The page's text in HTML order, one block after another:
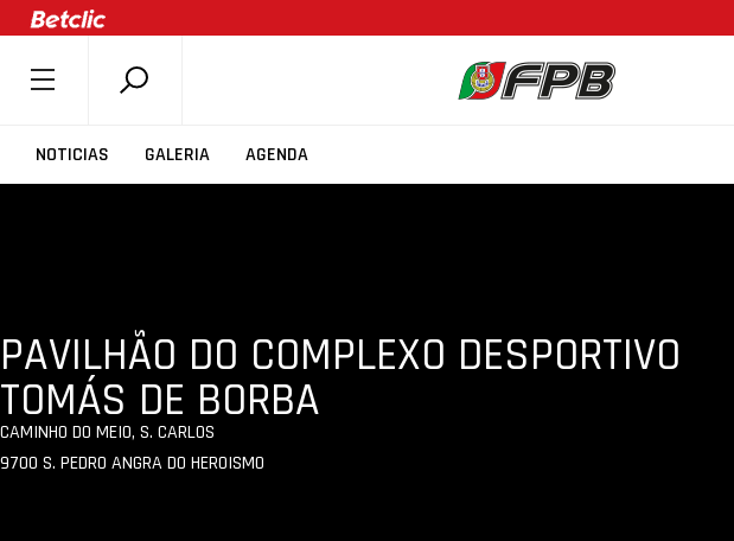
NOTICIAS GALERIA AGENDA
SOBRE A FPB
DOCUMENTOS
CLUBES
AGENTES
AGENDA
SELEÇÕES
PAVILHÃO DO COMPLEXO DESPORTIVO
TOMÁS DE BORBA
CAMINHO DO MEIO, S. CARLOS
9700 S. PEDRO ANGRA DO HEROISMO